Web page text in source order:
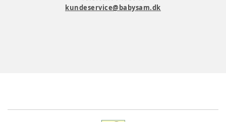
kundeservice@babysam.dk